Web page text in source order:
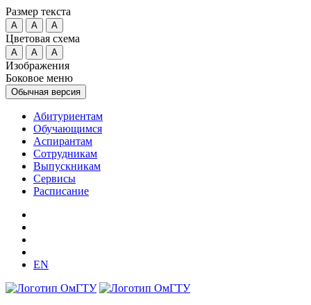
Размер текста
A A A
Цветовая схема
A A A
Изображения
Боковое меню
Обычная версия
Абитуриентам
Обучающимся
Аспирантам
Сотрудникам
Выпускникам
Сервисы
Расписание
EN